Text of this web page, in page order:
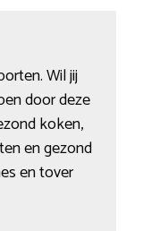
Wil jij
door deze
koken,
en gezond
en tover